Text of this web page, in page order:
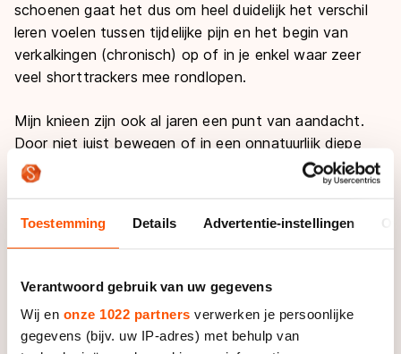
Toestemming Details Advertentie-instellingen
Verantwoord gebruik van uw gegevens
Wij en onze 1022 partners verwerken je persoonlijke
gegevens (bijv. uw IP-adres) met behulp van
schoenen gaat het dus om heel duidelijk het verschil
leren voelen tussen tijdelijke pijn en het begin van
verkalkingen (chronisch) op of in je enkel waar zeer
veel shorttrackers mee rondlopen.
Mijn knieen zijn ook al jaren een punt van aandacht.
Door niet juist bewegen of in een onnatuurlijk diepe
kniehoek te zitten komen er krachten op een knie die
schadelijk kunnen zijn.
Tijdens de eerste trainingen van het seizoen komen bij
mij de irritaties in mijn knie op. Door de stijfheid in de
spieren van de rust, de ontwenning van belasting in
mijn knie en het gebrek aan coördinatie in het begin
van het schaatsseizoen, zijn mijn knieën extra gevoelig
en is het belangrijk om goed te voelen welke kniepijn